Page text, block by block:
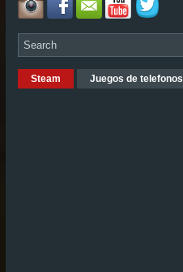
Steam Juegos de telefonos